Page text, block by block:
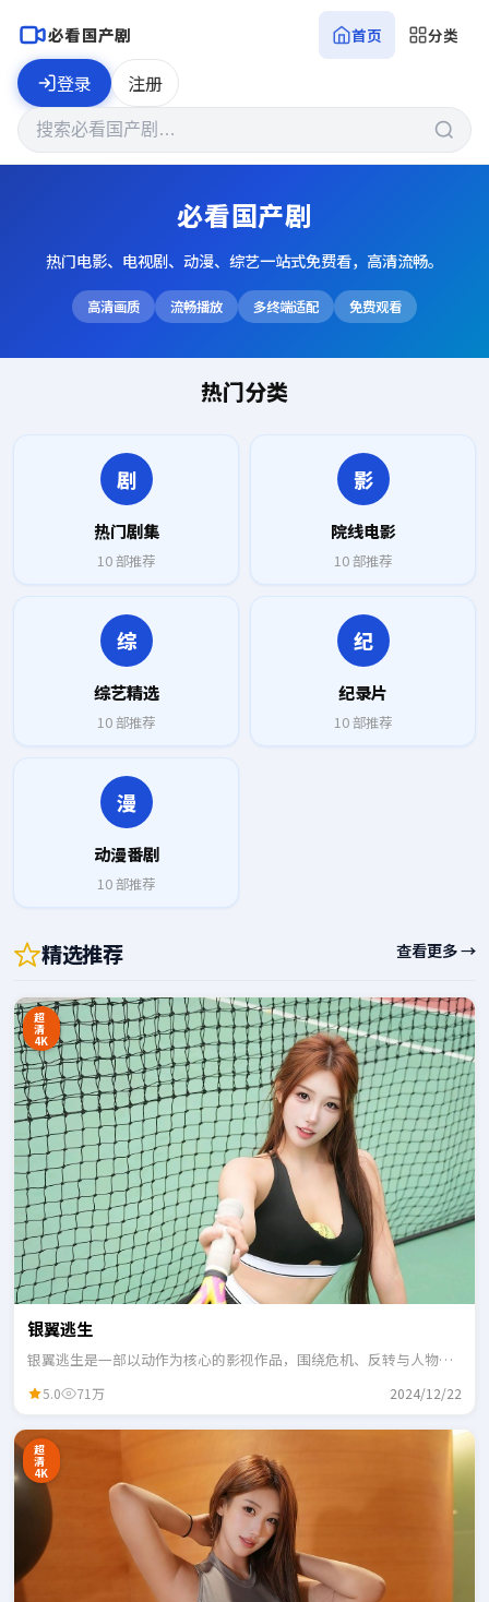
必看国产剧 首页 分类
登录 注册
必看国产剧
热门电影、电视剧、动漫、综艺一站式免费看，高清流畅。
高清画质 流畅播放 多终端适配 免费观看
热门分类
剧
热门剧集
10部推荐
影
院线电影
10部推荐
综
综艺精选
10部推荐
纪
纪录片
10部推荐
漫
动漫番剧
10部推荐
精选推荐 查看更多 →
超
清
4K
银翼逃生
银翼逃生是一部以动作为核心的影视作品，围绕危机、反转与人物成
5.0 71万 2024/12/22
超
清
4K